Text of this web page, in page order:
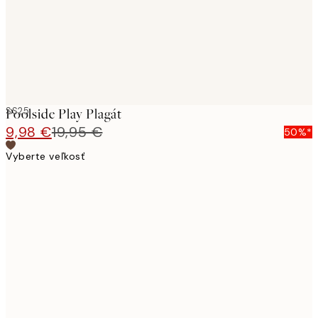
SS25
Poolside Play Plagát
9,98 €19,95 €
50%*
Vyberte veľkosť